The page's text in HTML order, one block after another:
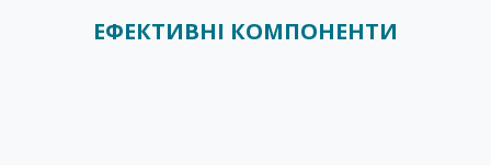
ЕФЕКТИВНІ КОМПОНЕНТИ